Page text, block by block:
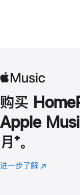
购买
Apple
月 脚
注
⁺。
进一步了解 Apple
(在